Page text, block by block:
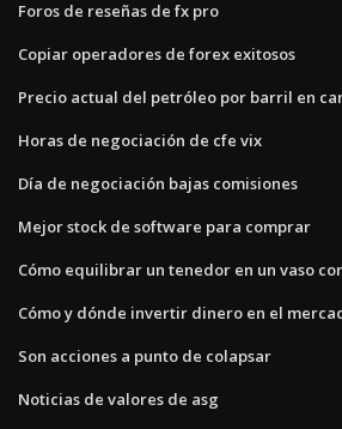
Foros de reseñas de fx pro
Copiar operadores de forex exitosos
Precio actual del petróleo por barril en
Horas de negociación de cfe vix
Día de negociación bajas comisiones
Mejor stock de software para comprar
Cómo equilibrar un tenedor en un vaso
Cómo y dónde invertir dinero en el
Son acciones a punto de colapsar
Noticias de valores de asg